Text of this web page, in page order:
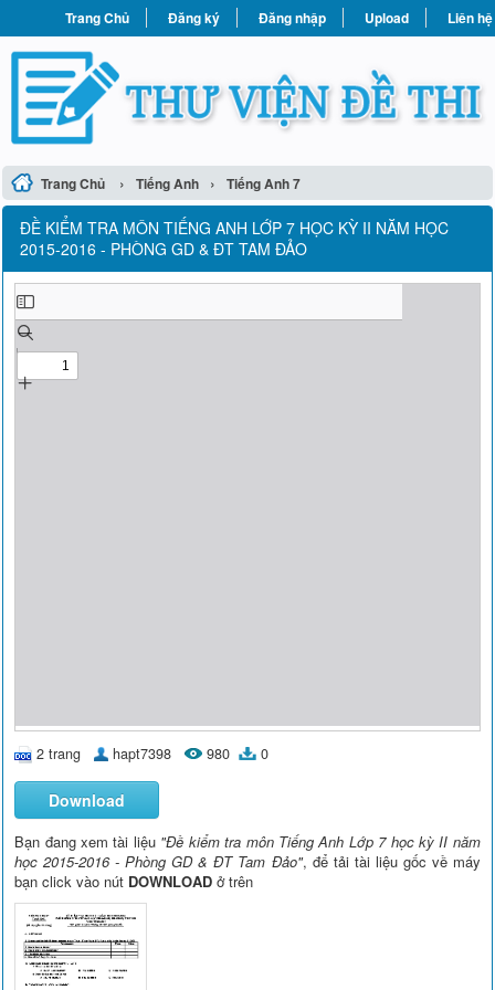
Trang Chủ Đăng ký Đăng nhập Upload Liên hệ
Trang Chủ › Tiếng Anh › Tiếng Anh 7
ĐỀ KIỂM TRA MÔN TIẾNG ANH LỚP 7 HỌC KỲ II NĂM HỌC
2015-2016 - PHÒNG GD & ĐT TAM ĐẢO
2 trang hapt7398 980 0
Download
Bạn đang xem tài liệu "Đề kiểm tra môn Tiếng Anh Lớp 7 học kỳ II năm
học 2015-2016 - Phòng GD & ĐT Tam Đảo", để tải tài liệu gốc về máy
bạn click vào nút DOWNLOAD ở trên